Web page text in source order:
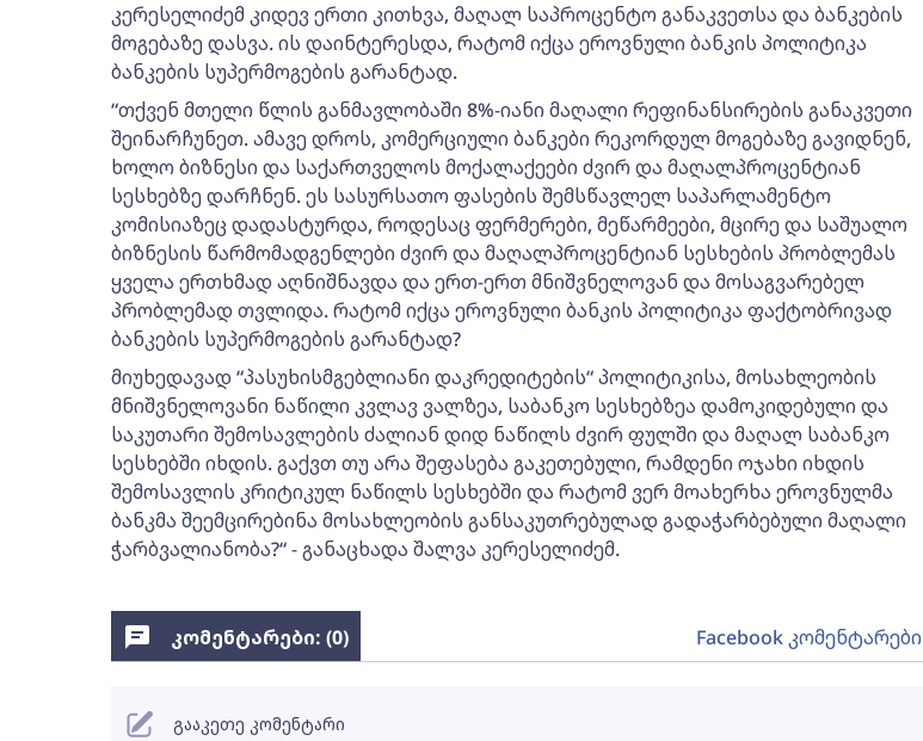
კერესელიძემ კიდევ ერთი კითხვა, მაღალ საპროცენტო განაკვეთსა და ბანკების
მოგებაზე დასვა. ის დაინტერესდა, რატომ იქცა ეროვნული ბანკის პოლიტიკა
ბანკების სუპერმოგების გარანტად.
“თქვენ მთელი წლის განმავლობაში 8%-იანი მაღალი რეფინანსირების განაკვეთი
შეინარჩუნეთ. ამავე დროს, კომერციული ბანკები რეკორდულ მოგებაზე გავიდნენ,
ხოლო ბიზნესი და საქართველოს მოქალაქეები ძვირ და მაღალპროცენტიან
სესხებზე დარჩნენ. ეს სასურსათო ფასების შემსწავლელ საპარლამენტო
კომისიაზეც დადასტურდა, როდესაც ფერმერები, მეწარმეები, მცირე და საშუალო
ბიზნესის წარმომადგენლები ძვირ და მაღალპროცენტიან სესხების პრობლემას
ყველა ერთხმად აღნიშნავდა და ერთ-ერთ მნიშვნელოვან და მოსაგვარებელ
პრობლემად თვლიდა. რატომ იქცა ეროვნული ბანკის პოლიტიკა ფაქტობრივად
ბანკების სუპერმოგების გარანტად?
მიუხედავად “პასუხისმგებლიანი დაკრედიტების“ პოლიტიკისა, მოსახლეობის
მნიშვნელოვანი ნაწილი კვლავ ვალზეა, საბანკო სესხებზეა დამოკიდებული და
საკუთარი შემოსავლების ძალიან დიდ ნაწილს ძვირ ფულში და მაღალ საბანკო
სესხებში იხდის. გაქვთ თუ არა შეფასება გაკეთებული, რამდენი ოჯახი იხდის
შემოსავლის კრიტიკულ ნაწილს სესხებში და რატომ ვერ მოახერხა ეროვნულმა
ბანკმა შეემცირებინა მოსახლეობის განსაკუთრებულად გადაჭარბებული მაღალი
ჭარბვალიანობა?“ - განაცხადა შალვა კერესელიძემ.
კომენტარები: (0) Facebook კომენტარები
გააკეთე კომენტარი